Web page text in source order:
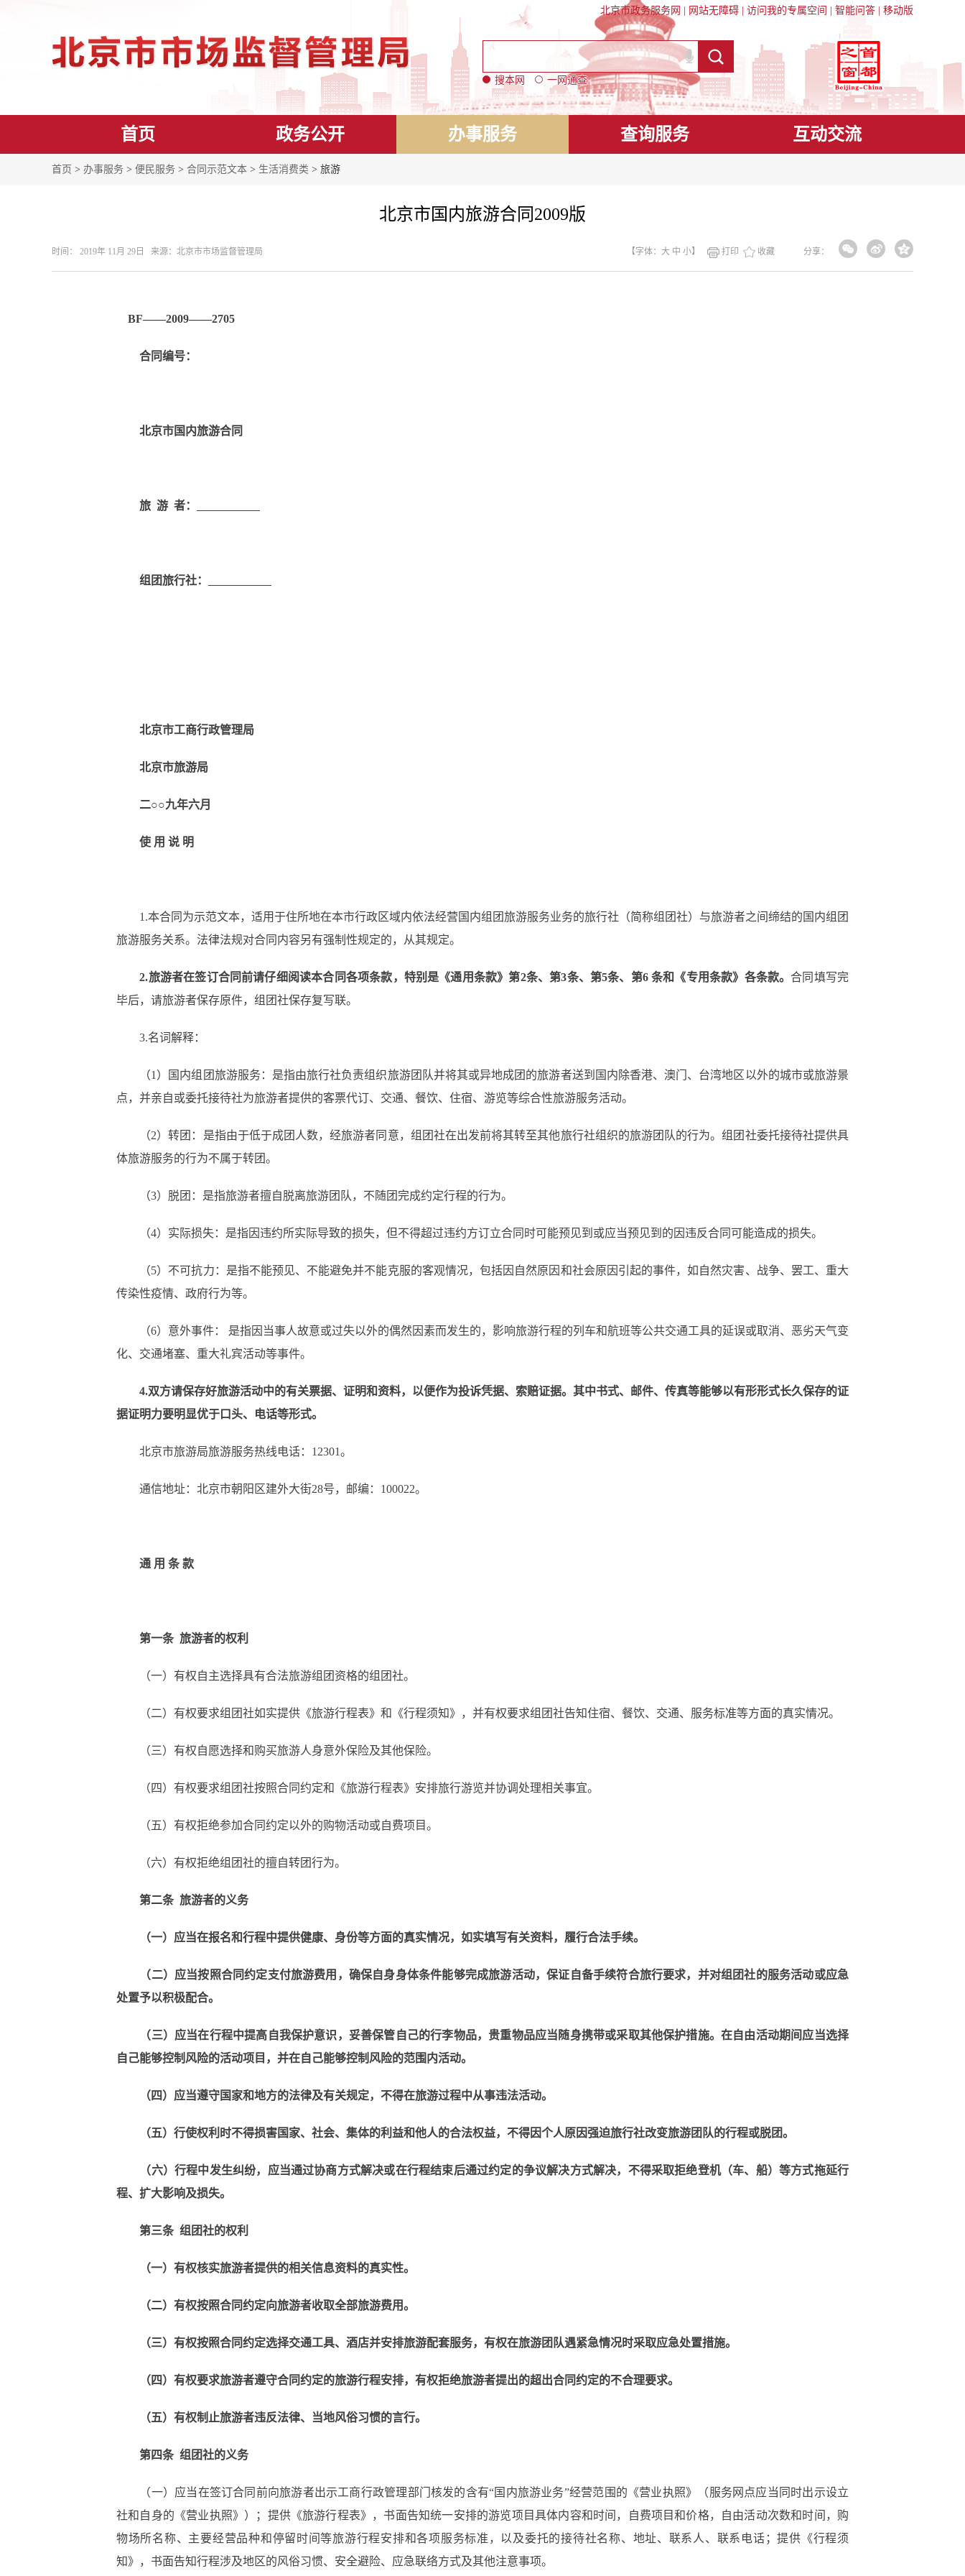
北京市政务服务网 网站无障碍 访问我的专属空间 智能问答 移动版
搜本网 一网通查
首页 政务公开 办事服务 查询服务 互动交流
首页 > 办事服务 > 便民服务 > 合同示范文本 > 生活消费类 > 旅游
北京市国内旅游合同2009版
时间： 2019年 11月 29日 来源： ​北京市市场监督管理局 分享：
【字体： 大 中 小】 打印 收藏
BF——2009——2705
合同编号：
北京市国内旅游合同
旅 游 者：
组团旅行社：
北京市工商行政管理局
北京市旅游局
二○○九年六月
使 用 说 明
1.本合同为示范文本，适用于住所地在本市行政区域内依法经营国内组团旅游服务业务的旅行社（简称组团社）与旅游者之间缔结的国内组团
旅游服务关系。法律法规对合同内容另有强制性规定的，从其规定。
2.旅游者在签订合同前请仔细阅读本合同各项条款，特别是《通用条款》第2条、第3条、第5条、第6 条和《专用条款》各条款。合同填写完
毕后，请旅游者保存原件，组团社保存复写联。
3.名词解释：
（1）国内组团旅游服务：是指由旅行社负责组织旅游团队并将其或异地成团的旅游者送到国内除香港、澳门、台湾地区以外的城市或旅游景
点，并亲自或委托接待社为旅游者提供的客票代订、交通、餐饮、住宿、游览等综合性旅游服务活动。
（2）转团：是指由于低于成团人数，经旅游者同意，组团社在出发前将其转至其他旅行社组织的旅游团队的行为。组团社委托接待社提供具
体旅游服务的行为不属于转团。
（3）脱团：是指旅游者擅自脱离旅游团队，不随团完成约定行程的行为。
（4）实际损失：是指因违约所实际导致的损失，但不得超过违约方订立合同时可能预见到或应当预见到的因违反合同可能造成的损失。
（5）不可抗力：是指不能预见、不能避免并不能克服的客观情况，包括因自然原因和社会原因引起的事件，如自然灾害、战争、罢工、重大
传染性疫情、政府行为等。
（6）意外事件： 是指因当事人故意或过失以外的偶然因素而发生的，影响旅游行程的列车和航班等公共交通工具的延误或取消、恶劣天气变
化、交通堵塞、重大礼宾活动等事件。
4.双方请保存好旅游活动中的有关票据、证明和资料，以便作为投诉凭据、索赔证据。其中书式、邮件、传真等能够以有形形式长久保存的证
据证明力要明显优于口头、电话等形式。
北京市旅游局旅游服务热线电话： 12301。
通信地址：北京市朝阳区建外大街28号，邮编：100022。
通 用 条 款
第一条 旅游者的权利
（一）有权自主选择具有合法旅游组团资格的组团社。
（二）有权要求组团社如实提供《旅游行程表》和《行程须知》，并有权要求组团社告知住宿、餐饮、交通、服务标准等方面的真实情况。
（三）有权自愿选择和购买旅游人身意外保险及其他保险。
（四）有权要求组团社按照合同约定和《旅游行程表》安排旅行游览并协调处理相关事宜。
（五）有权拒绝参加合同约定以外的购物活动或自费项目。
（六）有权拒绝组团社的擅自转团行为。
第二条 旅游者的义务
（一）应当在报名和行程中提供健康、身份等方面的真实情况，如实填写有关资料，履行合法手续。
（二）应当按照合同约定支付旅游费用，确保自身身体条件能够完成旅游活动，保证自备手续符合旅行要求，并对组团社的服务活动或应急
处置予以积极配合。
（三）应当在行程中提高自我保护意识，妥善保管自己的行李物品，贵重物品应当随身携带或采取其他保护措施。在自由活动期间应当选择
自己能够控制风险的活动项目，并在自己能够控制风险的范围内活动。
（四）应当遵守国家和地方的法律及有关规定，不得在旅游过程中从事违法活动。
（五）行使权利时不得损害国家、社会、集体的利益和他人的合法权益，不得因个人原因强迫旅行社改变旅游团队的行程或脱团。
（六）行程中发生纠纷，应当通过协商方式解决或在行程结束后通过约定的争议解决方式解决，不得采取拒绝登机（车、船）等方式拖延行
程、扩大影响及损失。
第三条 组团社的权利
（一）有权核实旅游者提供的相关信息资料的真实性。
（二）有权按照合同约定向旅游者收取全部旅游费用。
（三）有权按照合同约定选择交通工具、酒店并安排旅游配套服务，有权在旅游团队遇紧急情况时采取应急处置措施。
（四）有权要求旅游者遵守合同约定的旅游行程安排，有权拒绝旅游者提出的超出合同约定的不合理要求。
（五）有权制止旅游者违反法律、当地风俗习惯的言行。
第四条 组团社的义务
（一）应当在签订合同前向旅游者出示工商行政管理部门核发的含有“国内旅游业务”经营范围的《营业执照》（服务网点应当同时出示设立
社和自身的《营业执照》）；提供《旅游行程表》，书面告知统一安排的游览项目具体内容和时间，自费项目和价格，自由活动次数和时间，购
物场所名称、主要经营品种和停留时间等旅游行程安排和各项服务标准，以及委托的接待社名称、地址、联系人、联系电话；提供《行程须
知》，书面告知行程涉及地区的风俗习惯、安全避险、应急联络方式及其他注意事项。